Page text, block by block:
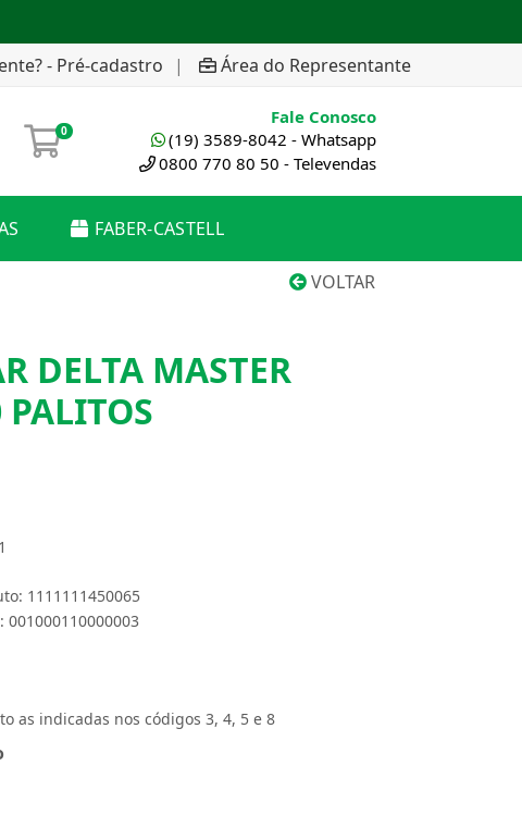
- Pré-cadastro | Área do Representante
0
Fale Conosco
(19) 3589-8042 - Whatsapp
0800 770 80 50 - Televendas
FABER-CASTELL
VOLTAR
DELTA MASTER
1111111450065
001000110000003
as indicadas nos códigos 3, 4, 5 e 8